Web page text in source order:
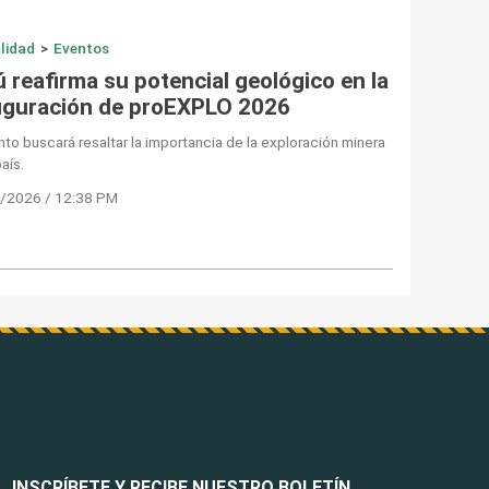
> Eventos
reafirma su potencial geológico en la
de proEXPLO 2026
buscará resaltar la importancia de la exploración minera
/ 12:38 PM